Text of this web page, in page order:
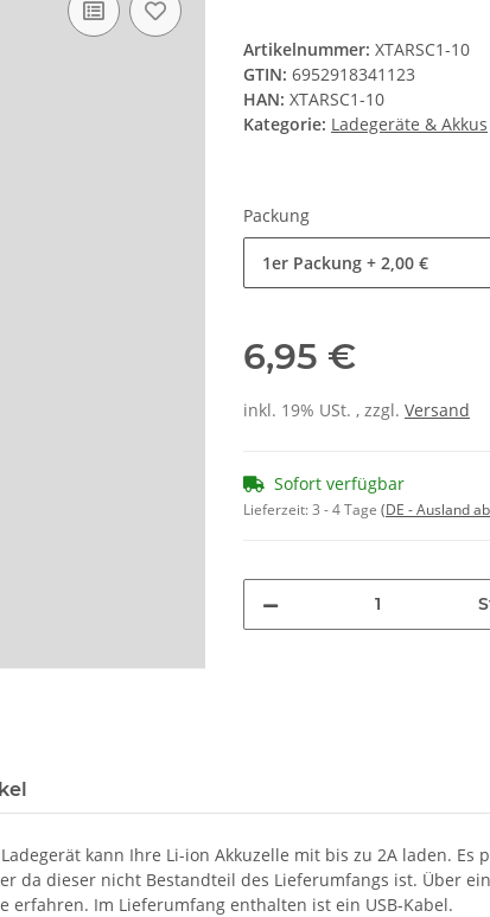
Artikelnummer: XTARSC1-10
GTIN: 6952918341123
HAN: XTARSC1-10
Kategorie: Ladegeräte & Akkus
Packung
1er Packung + 2,00 €
6,95 €
inkl. 19% USt. , zzgl. Versand
Sofort verfügbar
Lieferzeit:3 - 4 Tage (DE - Ausland
kann Ihre Li-ion Akkuzelle mit bis zu 2A laden. Es
da dieser nicht Bestandteil des Lieferumfangs ist. Über
erfahren. Im Lieferumfang enthalten ist ein USB-Kabel.